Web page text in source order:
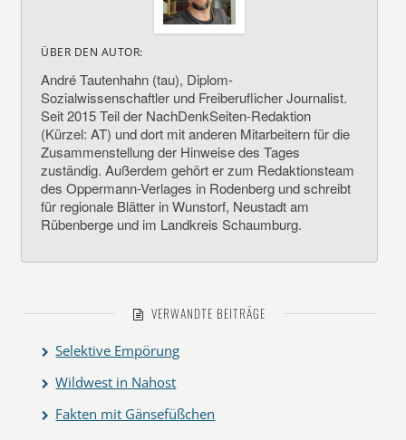
ÜBER DEN AUTOR:
André Tautenhahn (tau), Diplom-
Sozialwissenschaftler und Freiberuflicher Journalist.
Seit 2015 Teil der NachDenkSeiten-Redaktion
(Kürzel: AT) und dort mit anderen Mitarbeitern für die
Zusammenstellung der Hinweise des Tages
zuständig. Außerdem gehört er zum Redaktionsteam
des Oppermann-Verlages in Rodenberg und schreibt
für regionale Blätter in Wunstorf, Neustadt am
Rübenberge und im Landkreis Schaumburg.
VERWANDTE BEITRÄGE
Selektive Empörung
Wildwest in Nahost
Fakten mit Gänsefüßchen